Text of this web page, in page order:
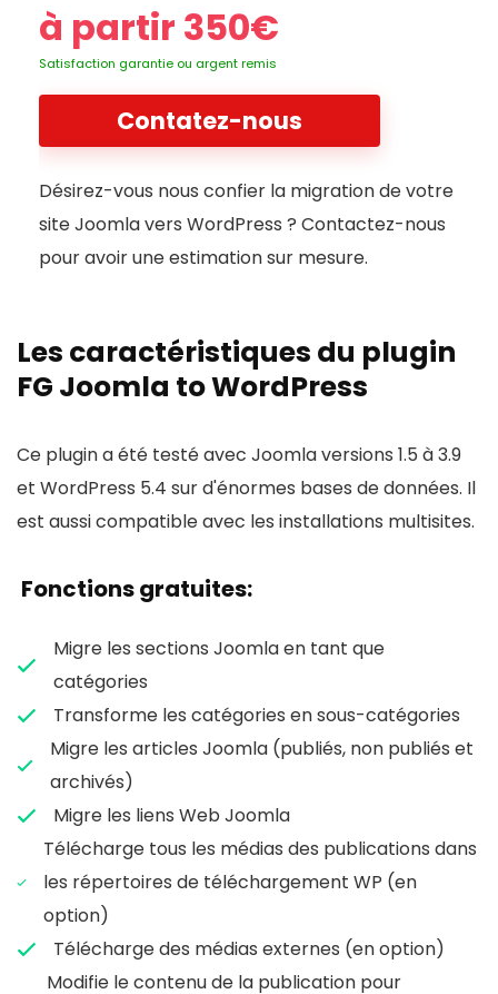
à partir 350€
Satisfaction garantie ou argent remis
Contatez-nous
Désirez-vous nous confier la migration de votre
site Joomla vers WordPress ? Contactez-nous
pour avoir une estimation sur mesure.
Les caractéristiques du plugin
FG Joomla to WordPress
Ce plugin a été testé avec Joomla versions 1.5 à 3.9
et WordPress 5.4 sur d'énormes bases de données. Il
est aussi compatible avec les installations multisites.
Fonctions gratuites:
Migre les sections Joomla en tant que
catégories
Transforme les catégories en sous-catégories
Migre les articles Joomla (publiés, non publiés et
archivés)
Migre les liens Web Joomla
Télécharge tous les médias des publications dans
les répertoires de téléchargement WP (en
option)
Télécharge des médias externes (en option)
Modifie le contenu de la publication pour